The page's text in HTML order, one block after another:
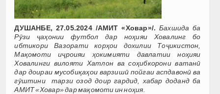
ДУШАНБЕ, 27.05.2024 /АМИТ «Ховар»/. Бахшида ба
Рӯзи ҷаҳонии футболдарноҳияи Ховалинг бо
ибтикори Вазорати корҳои дохилии Тоҷикистон,
Мақомоти иҷроияи ҳокимияти давлатии ноҳияи
Ховалинги вилояти Хатлон ва соҳибкорони ватанӣ
дар доираи мусобиқаҳои варзишӣ пойгаи аспдавонӣ ва
гӯштини тарзи озод доир гардид, хабар доданд ба
АМИТ «Ховар» дар мақомоти ин ноҳия.